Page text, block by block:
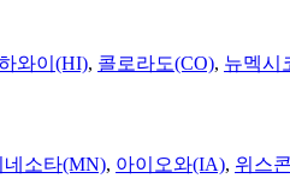
와이(HI), 콜로라도(CO), 뉴멕시
네소타(MN), 아이오와(IA), 위스